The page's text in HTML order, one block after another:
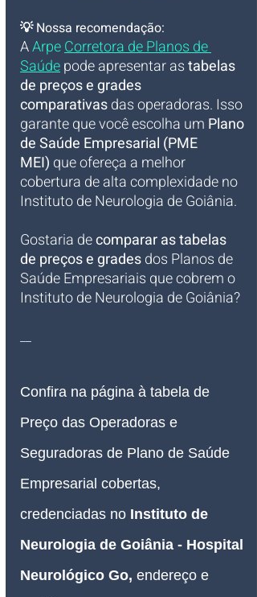
💡 Nossa recomendação:
A Arpe Corretora de Planos de
Saúde pode apresentar as tabelas
de preços e grades
comparativas das operadoras. Isso
garante que você escolha um Plano
de Saúde Empresarial (PME
MEI) que ofereça a melhor
cobertura de alta complexidade no
Instituto de Neurologia de Goiânia.
Gostaria de comparar as tabelas
de preços e grades dos Planos de
Saúde Empresariais que cobrem o
Instituto de Neurologia de Goiânia?
__
Confira na página à tabela de
Preço das Operadoras e
Seguradoras de Plano de Saúde
Empresarial cobertas,
credenciadas no Instituto de
Neurologia de Goiânia - Hospital
Neurológico Go, endereço e